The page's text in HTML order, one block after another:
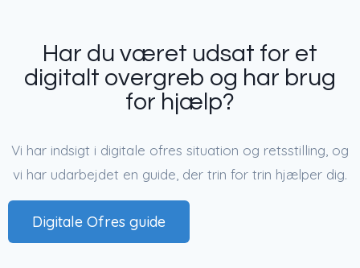
Har du været udsat for et
digitalt overgreb og har brug
for hjælp?
Vi har indsigt i digitale ofres situation og retsstilling, og
vi har udarbejdet en guide, der trin for trin hjælper dig.
Digitale Ofres guide